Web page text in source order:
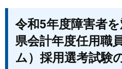
くらし・環境
健康・福祉
令和5年度障害者
県会計年度任用職
ム）採用選考試験